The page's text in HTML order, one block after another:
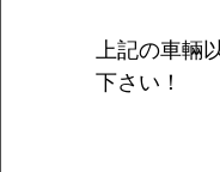
上記の車輛
下さい！